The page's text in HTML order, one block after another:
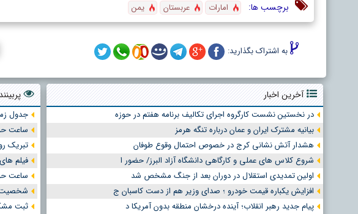
برچسب ها: امارات عربستان یمن
به اشتراک بگذارید:
آخرین اخبار
در نخستین نشست کارگروه اجرای تکالیف برنامه هفتم در حوزه
بیانیه مشترک ایران و عمان درباره تنگه هرمز
هشدار آتش نشانی کرج در خصوص احتمال وقوع طوفان
شروع کلاس های عملی و کارگاهی دانشگاه آزاد البرز/ حضور ا
اولین تمدیدی استقلال در دوران بعد از جنگ مشخص شد
افزایش یکباره قیمت خودرو ؛ صدای وزیر هم از دست کاسبان ج
پیام جدید رهبر انقلاب؛ آینده درخشان منطقه بدون آمریکا د
جدول
ساعت
تبریک
فیلم
ساعت
شخصیت
ثبت